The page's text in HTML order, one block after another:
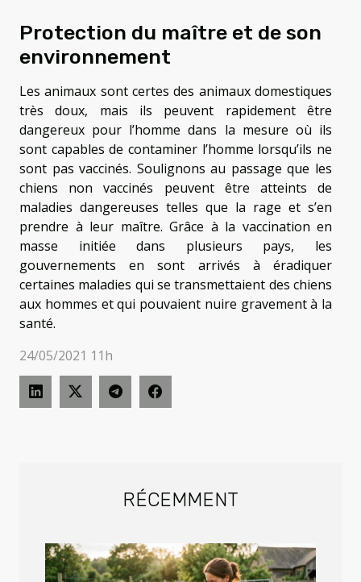
Protection du maître et de son
environnement
Les animaux sont certes des animaux domestiques
très doux, mais ils peuvent rapidement être
dangereux pour l’homme dans la mesure où ils
sont capables de contaminer l’homme lorsqu’ils ne
sont pas vaccinés. Soulignons au passage que les
chiens non vaccinés peuvent être atteints de
maladies dangereuses telles que la rage et s’en
prendre à leur maître. Grâce à la vaccination en
masse initiée dans plusieurs pays, les
gouvernements en sont arrivés à éradiquer
certaines maladies qui se transmettaient des chiens
aux hommes et qui pouvaient nuire gravement à la
santé.
24/05/2021 11h
RÉCEMMENT